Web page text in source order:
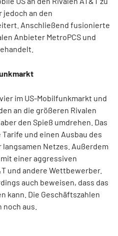
jedoch an den
Anschließend fusionierte
Anbieter MetroPCS und
im US-Mobilfunkmarkt und
an die größeren Rivalen
den Spieß umdrehen. Das
und einen Ausbau des
Netzes. Außerdem
einer aggressiven
und andere Wettbewerber.
auch beweisen, dass das
kann. Die Geschäftszahlen
aus.